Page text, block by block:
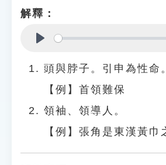
解釋：
頭與脖子。引申為性命。
【例】首領難保
領袖、領導人。
【例】張角是東漢黃巾